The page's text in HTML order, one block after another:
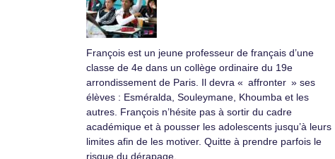
François est un jeune professeur de français d’une
classe de 4e dans un collège ordinaire du 19e
arrondissement de Paris. Il devra « affronter » ses
élèves : Esméralda, Souleymane, Khoumba et les
autres. François n’hésite pas à sortir du cadre
académique et à pousser les adolescents jusqu’à leurs
limites afin de les motiver. Quitte à prendre parfois le
risque du dérapage.